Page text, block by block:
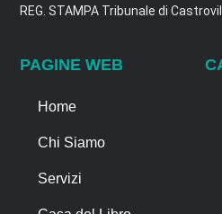
REG. STAMPA Tribunale di
PAGINE WEB
Home
Chi Siamo
Servizi